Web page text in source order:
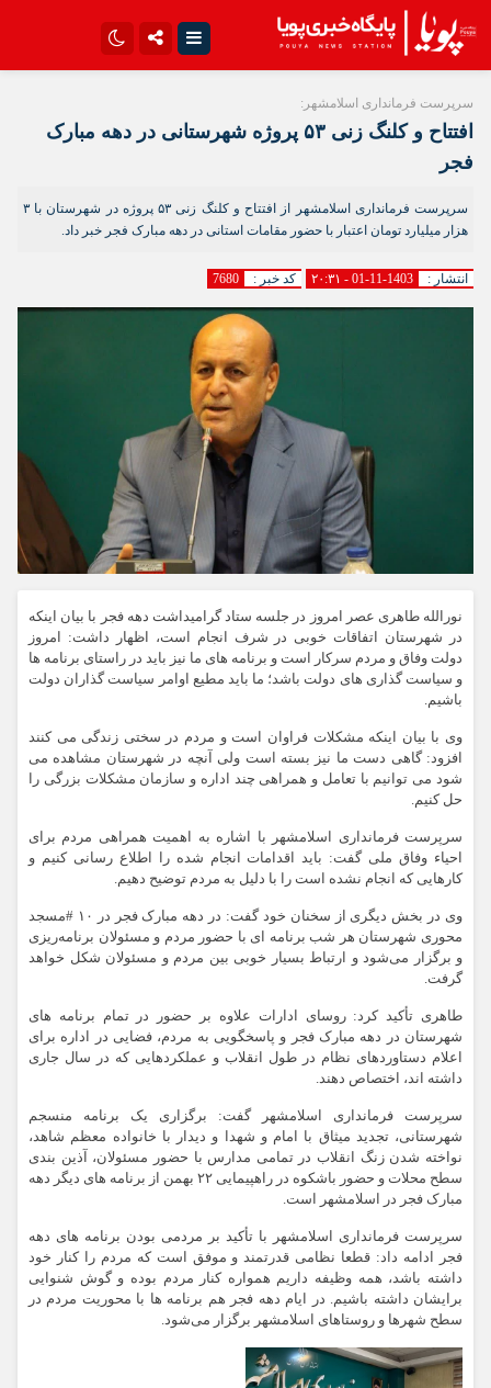
سروش ایتا
سرپرست فرمانداری اسلامشهر:
افتتاح و کلنگ زنی ۵۳ پروژه شهرستانی در دهه مبارک
فجر
سرپرست فرمانداری اسلامشهر از افتتاح و کلنگ زنی ۵۳ پروژه در شهرستان با ۳
هزار میلیارد تومان اعتبار با حضور مقامات استانی در دهه مبارک فجر خبر داد.
انتشار : 1403-11-01 - ۲۰:۳۱ کد خبر : 7680
نورالله طاهری عصر امروز در جلسه ستاد گرامیداشت دهه فجر با بیان اینکه
در شهرستان اتفاقات خوبی در شرف انجام است، اظهار داشت: امروز
دولت وفاق و مردم سرکار است و برنامه های ما نیز باید در راستای برنامه ها
و سیاست گذاری های دولت باشد؛ ما باید مطیع اوامر سیاست گذاران دولت
باشیم.
وی با بیان اینکه مشکلات فراوان است و مردم در سختی زندگی می کنند
افزود: گاهی دست ما نیز بسته است ولی آنچه در شهرستان مشاهده می
شود می توانیم با تعامل و همراهی چند اداره و سازمان مشکلات بزرگی را
حل کنیم.
سرپرست فرمانداری اسلامشهر با اشاره به اهمیت همراهی مردم برای
احیاء وفاق ملی گفت: باید اقدامات انجام شده را اطلاع رسانی کنیم و
کارهایی که انجام نشده است را با دلیل به مردم توضیح دهیم.
وی در بخش دیگری از سخنان خود گفت: در دهه مبارک فجر در ۱۰ #مسجد
محوری شهرستان هر شب برنامه ای با حضور مردم و مسئولان برنامه‌ریزی
و برگزار می‌شود و ارتباط بسیار خوبی بین مردم و مسئولان شکل خواهد
گرفت.
طاهری تأکید کرد: روسای ادارات علاوه بر حضور در تمام برنامه های
شهرستان در دهه مبارک فجر و پاسخگویی به مردم، فضایی در اداره برای
اعلام دستاوردهای نظام در طول انقلاب و عملکردهایی که در سال جاری
داشته اند، اختصاص دهند.
سرپرست فرمانداری اسلامشهر گفت: برگزاری یک برنامه منسجم
شهرستانی، تجدید میثاق با امام و شهدا و دیدار با خانواده معظم شاهد،
نواخته شدن زنگ انقلاب در تمامی مدارس با حضور مسئولان، آذین بندی
سطح محلات و حضور باشکوه در راهپیمایی ۲۲ بهمن از برنامه های دیگر دهه
مبارک فجر در اسلامشهر است.
سرپرست فرمانداری اسلامشهر با تأکید بر مردمی بودن برنامه های دهه
فجر ادامه داد: قطعا نظامی قدرتمند و موفق است که مردم را کنار خود
داشته باشد، همه وظیفه داریم همواره کنار مردم بوده و گوش شنوایی
برایشان داشته باشیم. در ایام دهه فجر هم برنامه ها با محوریت مردم در
سطح شهرها و روستاهای اسلامشهر برگزار می‌شود.